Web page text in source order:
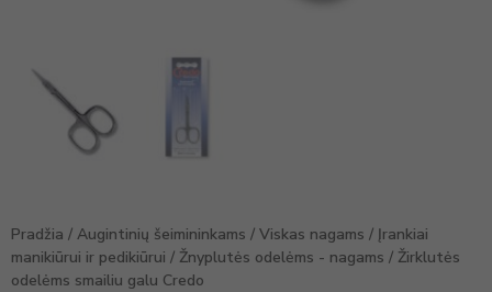
Pradžia / Augintinių šeimininkams / Viskas nagams / Įrankiai
manikiūrui ir pedikiūrui / Žnyplutės odelėms - nagams / Žirklutės
odelėms smailiu galu Credo